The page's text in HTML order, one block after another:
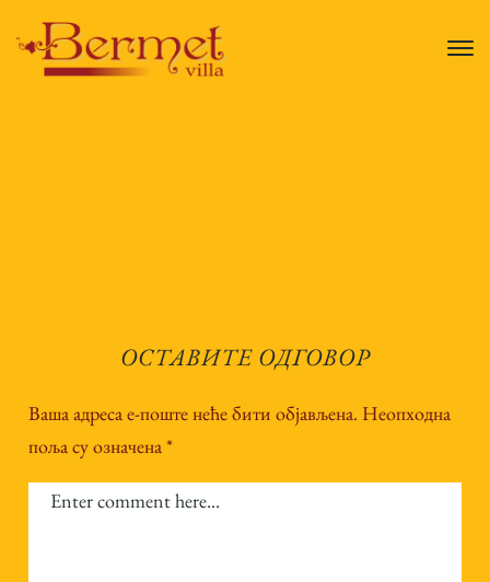
ОСТАВИТЕ ОДГОВОР
Ваша адреса е-поште неће бити објављена. Неопходна
поља су означена*